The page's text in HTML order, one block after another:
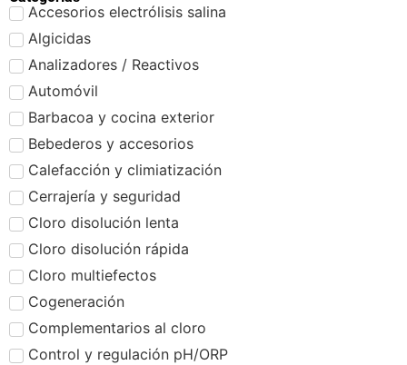
Accesorios electrólisis salina
Algicidas
Analizadores / Reactivos
Automóvil
Barbacoa y cocina exterior
Bebederos y accesorios
Calefacción y climiatización
Cerrajería y seguridad
Cloro disolución lenta
Cloro disolución rápida
Cloro multiefectos
Cogeneración
Complementarios al cloro
Control y regulación pH/ORP